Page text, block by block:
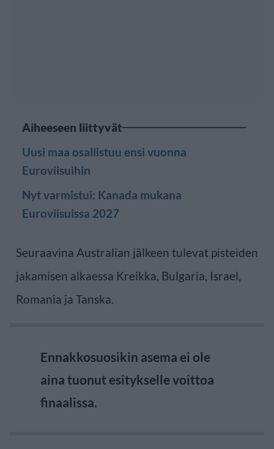
Aiheeseen liittyvät
Uusi maa osallistuu ensi vuonna
Euroviisuihin
Nyt varmistui: Kanada mukana
Euroviisuissa 2027
Seuraavina Australian jälkeen tulevat pisteiden
jakamisen alkaessa Kreikka, Bulgaria, Israel,
Romania ja Tanska.
Ennakkosuosikin asema ei ole
aina tuonut esitykselle voittoa
finaalissa.